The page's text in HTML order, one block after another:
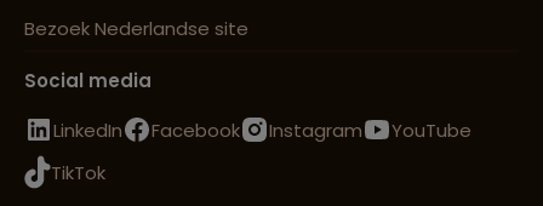
Bezoek Nederlandse site
Social media
LinkedIn
Facebook Instagram
YouTube
TikTok